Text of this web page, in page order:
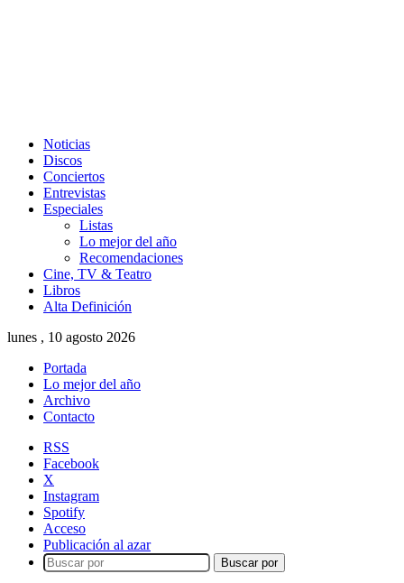
Noticias
Discos
Conciertos
Entrevistas
Especiales
Listas
Lo mejor del año
Recomendaciones
Cine, TV & Teatro
Libros
Alta Definición
lunes , 10 agosto 2026
Portada
Lo mejor del año
Archivo
Contacto
RSS
Facebook
X
Instagram
Spotify
Acceso
Publicación al azar
Buscar por